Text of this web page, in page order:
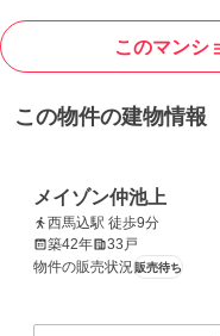
このマンシ
この物件の建物情報
メイゾン仲池上
西馬込駅 徒歩9分
築42年
33戸
物件の販売状況販売待ち